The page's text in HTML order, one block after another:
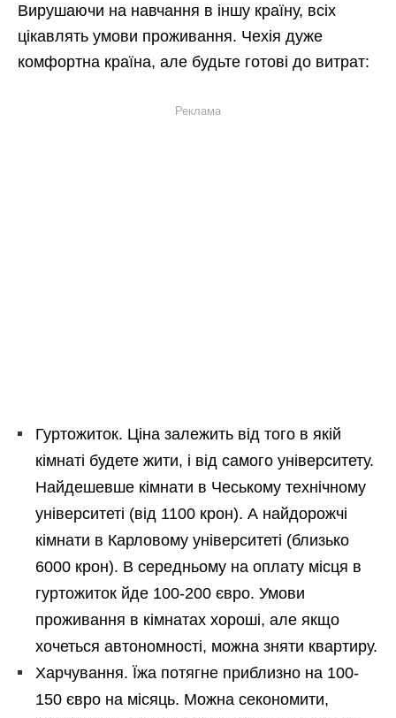
Вирушаючи на навчання в іншу країну, всіх
цікавлять умови проживання. Чехія дуже
комфортна країна, але будьте готові до витрат:
Реклама
Гуртожиток. Ціна залежить від того в якій
кімнаті будете жити, і від самого університету.
Найдешевше кімнати в Чеському технічному
університеті (від 1100 крон). А найдорожчі
кімнати в Карловому університеті (близько
6000 крон). В середньому на оплату місця в
гуртожиток йде 100-200 євро. Умови
проживання в кімнатах хороші, але якщо
хочеться автономності, можна зняти квартиру.
Харчування. Їжа потягне приблизно на 100-
150 євро на місяць. Можна секономити,